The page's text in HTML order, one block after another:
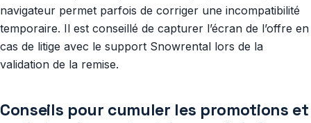
navigateur permet parfois de corriger une incompatibilité
temporaire. Il est conseillé de capturer l’écran de l’offre en
cas de litige avec le support Snowrental lors de la
validation de la remise.
Conseils pour cumuler les promotions et